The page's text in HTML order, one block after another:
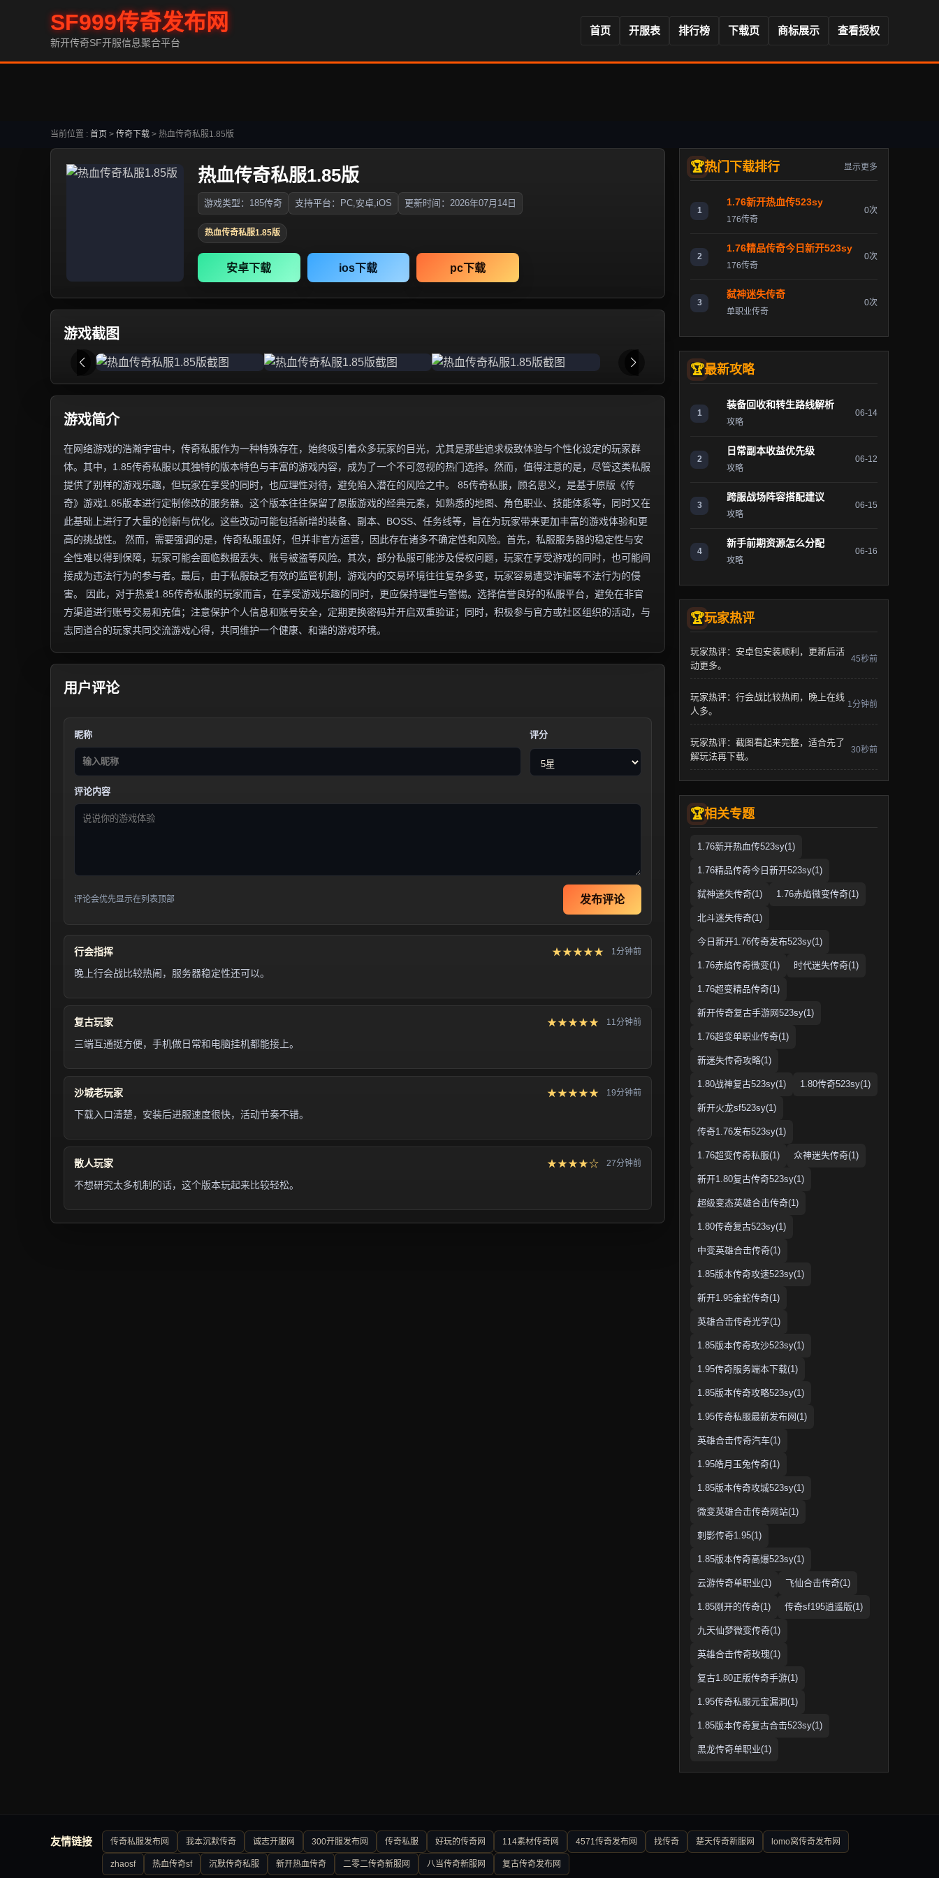
SF999传奇发布网
新开传奇SF开服信息聚合平台
首页 开服表 排行榜 下载页 商标展示 查看授权
当前位置 : 首页 > 传奇下载 > 热血传奇私服1.85版
热血传奇私服1.85版
游戏类型：185传奇 支持平台：PC,安卓,iOS 更新时间：2026年07月14日
热血传奇私服1.85版
安卓下载 ios下载 pc下载
游戏截图
游戏简介
在网络游戏的浩瀚宇宙中，传奇私服作为一种特殊存在，始终吸引着众多玩家的目光，尤其是那些追求极致体验与个性化设定的玩家群
体。其中，1.85传奇私服以其独特的版本特色与丰富的游戏内容，成为了一个不可忽视的热门选择。然而，值得注意的是，尽管这类私服
提供了别样的游戏乐趣，但玩家在享受的同时，也应理性对待，避免陷入潜在的风险之中。 85传奇私服，顾名思义，是基于原版《传
奇》游戏1.85版本进行定制修改的服务器。这个版本往往保留了原版游戏的经典元素，如熟悉的地图、角色职业、技能体系等，同时又在
此基础上进行了大量的创新与优化。这些改动可能包括新增的装备、副本、BOSS、任务线等，旨在为玩家带来更加丰富的游戏体验和更
高的挑战性。 然而，需要强调的是，传奇私服虽好，但并非官方运营，因此存在诸多不确定性和风险。首先，私服服务器的稳定性与安
全性难以得到保障，玩家可能会面临数据丢失、账号被盗等风险。其次，部分私服可能涉及侵权问题，玩家在享受游戏的同时，也可能间
接成为违法行为的参与者。最后，由于私服缺乏有效的监管机制，游戏内的交易环境往往复杂多变，玩家容易遭受诈骗等不法行为的侵
害。 因此，对于热爱1.85传奇私服的玩家而言，在享受游戏乐趣的同时，更应保持理性与警惕。选择信誉良好的私服平台，避免在非官
方渠道进行账号交易和充值；注意保护个人信息和账号安全，定期更换密码并开启双重验证；同时，积极参与官方或社区组织的活动，与
志同道合的玩家共同交流游戏心得，共同维护一个健康、和谐的游戏环境。
用户评论
昵称 评分
评论内容
评论会优先显示在列表顶部 发布评论
行会指挥 ★★★★★ 1分钟前
晚上行会战比较热闹，服务器稳定性还可以。
复古玩家 ★★★★★ 11分钟前
三端互通挺方便，手机做日常和电脑挂机都能接上。
沙城老玩家 ★★★★★ 19分钟前
下载入口清楚，安装后进服速度很快，活动节奏不错。
散人玩家 ★★★★☆ 27分钟前
不想研究太多机制的话，这个版本玩起来比较轻松。
热门下载排行 显示更多
1
1.76新开热血传523sy
176传奇
0次
2
1.76精品传奇今日新开523sy
176传奇
0次
3
弑神迷失传奇
单职业传奇
0次
最新攻略
1
装备回收和转生路线解析
攻略
06-14
2
日常副本收益优先级
攻略
06-12
3
跨服战场阵容搭配建议
攻略
06-15
4
新手前期资源怎么分配
攻略
06-16
玩家热评
玩家热评：安卓包安装顺利，更新后活
动更多。
45秒前
玩家热评：行会战比较热闹，晚上在线
人多。
1分钟前
玩家热评：截图看起来完整，适合先了
解玩法再下载。
30秒前
相关专题
1.76新开热血传523sy(1)
1.76精品传奇今日新开523sy(1)
弑神迷失传奇(1) 1.76赤焰微变传奇(1)
北斗迷失传奇(1)
今日新开1.76传奇发布523sy(1)
1.76赤焰传奇微变(1) 时代迷失传奇(1)
1.76超变精品传奇(1)
新开传奇复古手游网523sy(1)
1.76超变单职业传奇(1)
新迷失传奇攻略(1)
1.80战神复古523sy(1) 1.80传奇523sy(1)
新开火龙sf523sy(1)
传奇1.76发布523sy(1)
1.76超变传奇私服(1) 众神迷失传奇(1)
新开1.80复古传奇523sy(1)
超级变态英雄合击传奇(1)
1.80传奇复古523sy(1)
中变英雄合击传奇(1)
1.85版本传奇攻速523sy(1)
新开1.95金蛇传奇(1)
英雄合击传奇光学(1)
1.85版本传奇攻沙523sy(1)
1.95传奇服务端本下载(1)
1.85版本传奇攻略523sy(1)
1.95传奇私服最新发布网(1)
英雄合击传奇汽车(1)
1.95皓月玉兔传奇(1)
1.85版本传奇攻城523sy(1)
微变英雄合击传奇网站(1)
刺影传奇1.95(1)
1.85版本传奇高爆523sy(1)
云游传奇单职业(1) 飞仙合击传奇(1)
1.85刚开的传奇(1) 传奇sf195逍遥版(1)
九天仙梦微变传奇(1)
英雄合击传奇玫瑰(1)
复古1.80正版传奇手游(1)
1.95传奇私服元宝漏洞(1)
1.85版本传奇复古合击523sy(1)
黑龙传奇单职业(1)
友情链接 传奇私服发布网 我本沉默传奇 诚志开服网 300开服发布网 传奇私服 好玩的传奇网 114素材传奇网 4571传奇发布网 找传奇 楚天传奇新服网 lomo窝传奇发布网
zhaosf 热血传奇sf 沉默传奇私服 新开热血传奇 二零二传奇新服网 八当传奇新服网 复古传奇发布网